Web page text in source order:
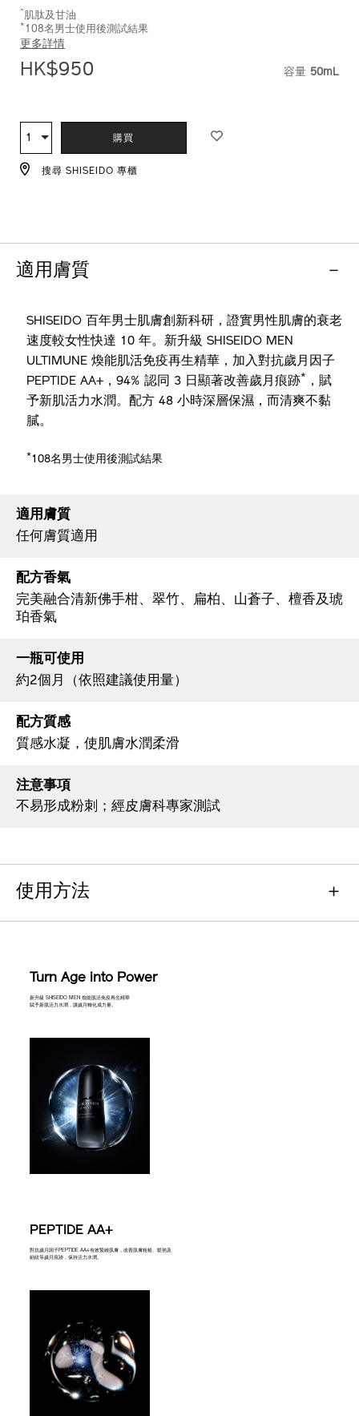
^ 肌肽及甘油
* 108名男士使用後測試結果
更多詳情
HK$950 容量 50mL
TO
CART
OPTIONS
ACTIONS
數
量
1 購買
搜尋 SHISEIDO 專櫃
適用膚質
SHISEIDO 百年男士肌膚創新科研，證實男性肌膚的衰老
速度較女性快達 10 年。新升級 SHISEIDO MEN
ULTIMUNE 煥能肌活免疫再生精華，加入對抗歲月因子
PEPTIDE AA+，94% 認同 3 日顯著改善歲月痕跡*
，賦
予新肌活力水潤。配方 48 小時深層保濕，而清爽不黏
膩。
*108名男士使用後測試結果
適用膚質
任何膚質適用
配方香氣
完美融合清新佛手柑、翠竹、扁柏、山蒼子、檀香及琥
珀香氣
一瓶可使用
約2個月（依照建議使用量）
配方質感
質感水凝，使肌膚水潤柔滑
注意事項
不易形成粉刺；經皮膚科專家測試
使用方法
Turn Age into Power
新升級 SHISEIDO MEN 煥能肌活免疫再生精華
賦予新肌活力水潤，讓歲月轉化成力量。
PEPTIDE AA+
對抗歲月因子PEPTIDE AA+有效緊緻肌膚，改善肌膚粗糙、鬆弛及
細紋等歲月痕跡，保持活力水潤。